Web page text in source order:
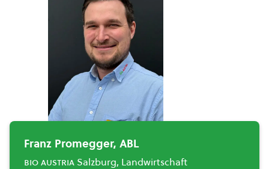
Franz Promegger, ABL
bio austria Salzburg, Landwirtschaft